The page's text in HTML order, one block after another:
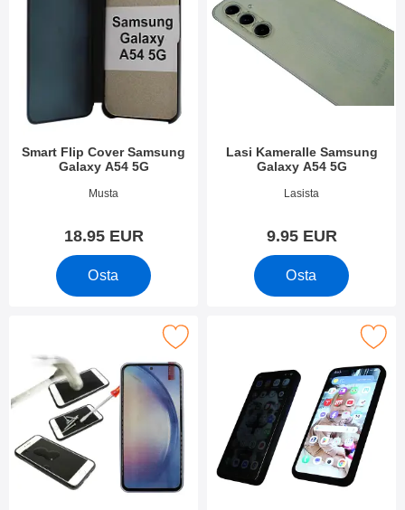
Smart Flip Cover Samsung
Galaxy A54 5G
Tuote.nro 52813
Musta
18.95 EUR
Osta
Lasi Kameralle Samsung
Galaxy A54 5G
Tuote.nro 47985
Lasista
9.95 EUR
Osta
Frame Karkaistusta Lasista Samsung Galaxy A54 5G
Merkitse privacy karkaistu lasi näytönsuoja